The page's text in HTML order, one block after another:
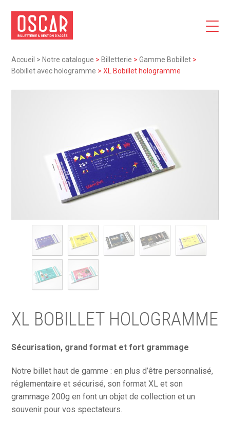
Accueil > Notre catalogue > Billetterie >Gamme Bobillet >
Bobillet avec hologramme >XL Bobillet hologramme
XL BOBILLET HOLOGRAMME
Sécurisation, grand format et fort grammage
Notre billet haut de gamme : en plus d’être personnalisé,
réglementaire et sécurisé, son format XL et son
grammage 200g en font un objet de collection et un
souvenir pour vos spectateurs.